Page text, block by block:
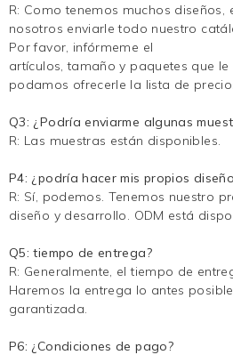
R: Como tenemos muchos diseños,
nosotros enviarle todo nuestro
Por favor, infórmeme el
artículos, tamaño y paquetes que
podamos ofrecerle la lista de
Q3: ¿Podría enviarme algunas
R: Las muestras están disponibles.
P4: ¿podría hacer mis propios
R: Sí, podemos. Tenemos nuestro
diseño y desarrollo. ODM está
Q5: tiempo de entrega?
R: Generalmente, el tiempo de
Haremos la entrega lo antes
garantizada.
P6: ¿Condiciones de pago?